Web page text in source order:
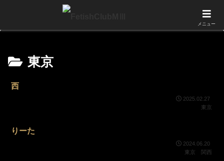
営業時間：11:00～23:00 Tel:090-5548-7064 (電話受付時間：11:00～21:00)
東京
西
2025.02.27
東京
りーた
2024.06.20
東京
関西
メニュー